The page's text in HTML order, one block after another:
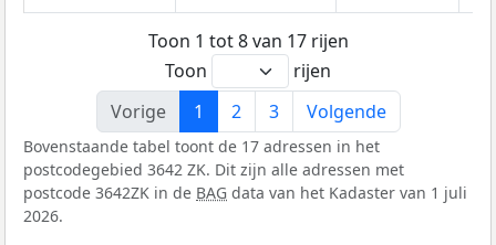
Toon 1 tot 8 van 17 rijen
Toon
rijen
Vorige
1 2 3 Volgende
Bovenstaande tabel toont de 17 adressen in het
postcodegebied 3642 ZK. Dit zijn alle adressen met
postcode 3642ZK in de BAG data van het Kadaster van 1 juli
2026.